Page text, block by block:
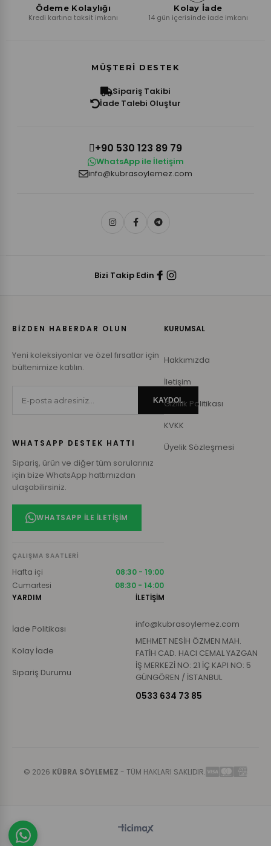
Ödeme Kolaylığı
Kredi kartına taksit imkanı
Kolay İade
14 gün içerisinde iade imkanı
MÜŞTERI DESTEK
Sipariş Takibi
İade Talebi Oluştur
+90 530 123 89 79
WhatsApp ile İletişim
info@kubrasoylemez.com
Bizi Takip Edin
BİZDEN HABERDAR OLUN
Yeni koleksiyonlar ve özel fırsatlar için
bültenimize katılın.
KAYDOL
WHATSAPP DESTEK HATTI
Sipariş, ürün ve diğer tüm sorularınız
için bize WhatsApp hattımızdan
ulaşabilirsiniz.
WHATSAPP ILE İLETIŞIM
ÇALIŞMA SAATLERI
Hafta içi
08:30 - 19:00
Cumartesi
08:30 - 14:00
KURUMSAL
Hakkımızda
İletişim
Gizlilik Politikası
KVKK
Üyelik Sözleşmesi
YARDIM
İade Politikası
Kolay İade
Sipariş Durumu
İLETİŞİM
info@kubrasoylemez.com
MEHMET NESİH ÖZMEN MAH.
FATİH CAD. HACI CEMAL YAZGAN
İŞ MERKEZİ NO: 21 İÇ KAPI NO: 5
GÜNGÖREN / İSTANBUL
0533 634 73 85
© 2026 KÜBRA SÖYLEMEZ - TÜM HAKLARI SAKLIDIR.